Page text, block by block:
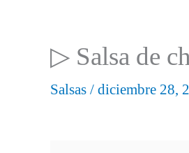
▷ Salsa de
Salsas / diciembre 28,